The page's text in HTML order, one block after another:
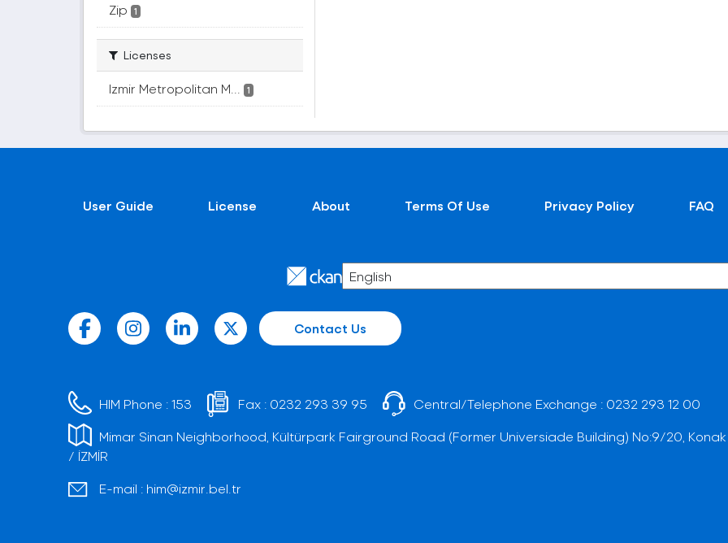
Zip 1
Licenses
Izmir Metropolitan M... 1
User Guide License About Terms Of Use Privacy Policy FAQ
Contact Us
HIM Phone :153 Fax : 0232 293 39 95 Central/Telephone Exchange : 0232 293 12 00
Mimar Sinan Neighborhood, Kültürpark Fairground Road (Former Universiade Building) No:9/20, Konak
/ İZMİR
E-mail : him@izmir.bel.tr